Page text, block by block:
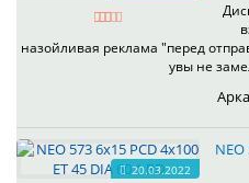
назойливая реклама "перед
увы не
20.03.2022
NEO